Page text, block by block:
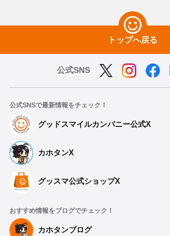
トップへ戻る
公式SNS
公式SNSで最新情報をチェック！
グッドスマイルカンパニー公式X
カホタンX
グッスマ公式ショップX
おすすめ情報をブログでチェック！
カホタンブログ